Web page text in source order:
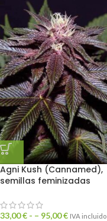
Agni Kush (Cannamed),
semillas feminizadas
33,00€ - – 95,00€ IVA incluido